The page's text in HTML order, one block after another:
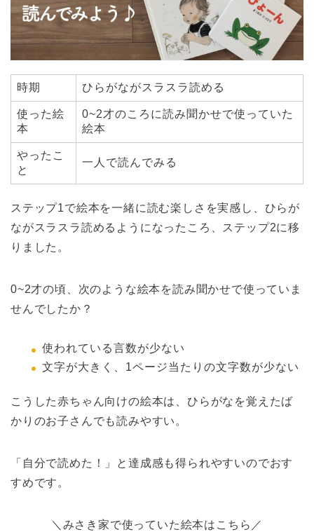
時期 ひらがながスラスラ読める
使った絵
本
0~2才のころに読み聞かせで使っていた
絵本
やったこ
と
一人で読んでみる
ステップ1で絵本を一緒に読む楽しさを実感し、ひらが
ながスラスラ読めるようになったころ、ステップ2に移
りました。
0~2才の頃、次のような絵本を読み聞かせで使っていま
せんでしたか？
使われている言数が少ない
文字が大きく、1ページ当たりの文字数が少ない
こうした赤ちゃん向けの絵本は、ひらがなを覚えたば
かりのお子さんでも読みやすい。
「自分で読めた！」と達成感も得られやすいのでおす
すめです。
＼みさき家で使っていた絵本はこちら／